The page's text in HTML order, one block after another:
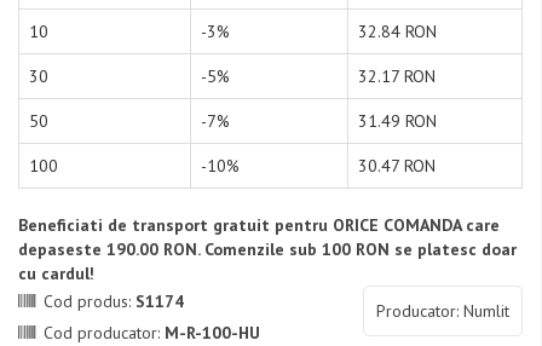
10 -3% 32.84 RON
30 -5% 32.17 RON
50 -7% 31.49 RON
100 -10% 30.47 RON
Beneficiati de transport gratuit pentru ORICE COMANDA care
depaseste 190.00 RON. Comenzile sub 100 RON se platesc doar
cu cardul!
Producator: Numlit
Cod produs: S1174
Cod producator: M-R-100-HU